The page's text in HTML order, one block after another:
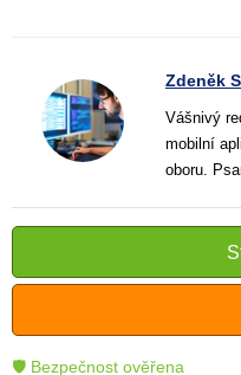
Zdeněk
Vášnivý
mobilní
oboru.
pomáhají
moderní
🛡 Bezpečnost ověřena